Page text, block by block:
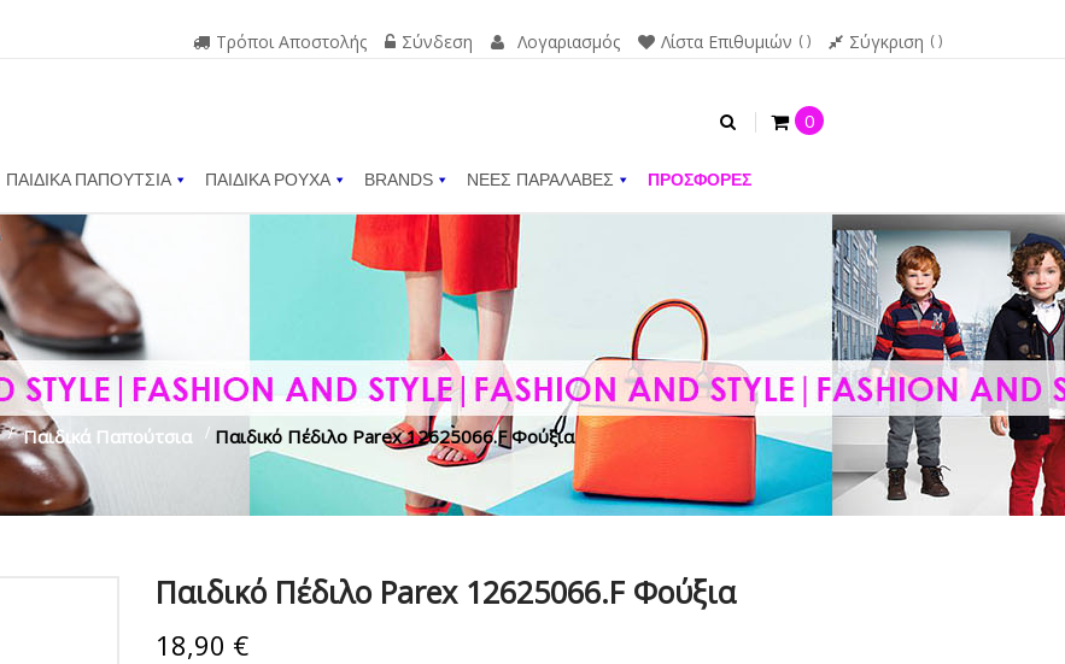
Τρόποι Αποστολής Σύνδεση Λογαριασμός Λίστα Επιθυμιών Σύγκριση
0
ΠΑΙΔΙΚΑ ΠΑΠΟΥΤΣΙΑ ΠΑΙΔΙΚΑ ΡΟΥΧΑ BRANDS ΝΕΕΣ ΠΑΡΑΛΑΒΕΣ ΠΡΟΣΦΟΡΕΣ
> Παιδικά Παπούτσια > Παιδικό Πέδιλο Parex 12625066.F Φούξια
Παιδικό Πέδιλο Parex 12625066.F Φούξια
18,90 €